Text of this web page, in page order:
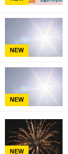
NEW
NEW
NEW